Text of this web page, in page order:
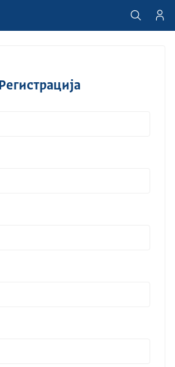
Регистрација